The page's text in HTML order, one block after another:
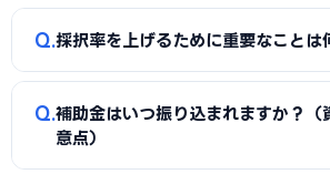
金）」のように分けることで、異なる経
を活用できるケースがあります。経費按分
A
一般的に、事業計画書、見積書、決算
類（賃上げ表明・事業継続力強化計画の
ます。申請代行ではこれらの書類整備と不
し、差し戻しによる遅延を防ぎます。
Q 採択率を上げるために重要なことは
A
①公募要領の加点項目を漏れなく満た
決策・効果を定量的（数値）で示すこと
Q 補助金はいつ振り込まれますか？（
意点）